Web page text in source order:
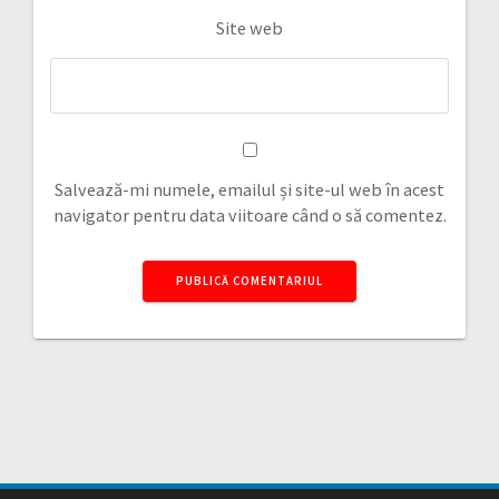
Site web
Salvează-mi numele, emailul și site-ul web în acest
navigator pentru data viitoare când o să comentez.